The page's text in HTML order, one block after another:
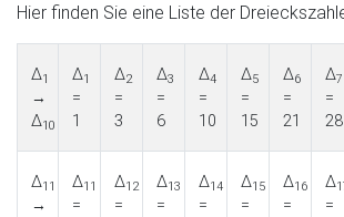
Hier finden Sie eine Liste der
Δ1
→
Δ10
Δ1
=
1
Δ2
=
3
Δ3
=
6
Δ4
=
10
Δ5
=
15
Δ6
=
21
Δ7
=
28
Δ11
→
Δ11
=
Δ12
=
Δ13
=
Δ14
=
Δ15
=
Δ16
=
Δ
=